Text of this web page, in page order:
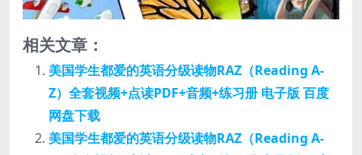
相关文章：
美国学生都爱的英语分级读物RAZ（Reading A-
Z）全套视频+点读PDF+音频+练习册 电子版 百度
网盘下载
美国学生都爱的英语分级读物RAZ（Reading A-